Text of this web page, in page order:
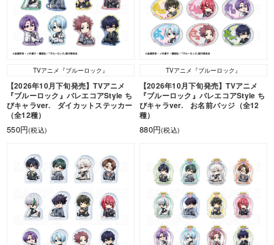
TVアニメ『ブルーロック』
【2026年10月下旬発売】TVアニメ
『ブルーロック』バレエコアStyle ち
びキャラver. ダイカットステッカー
（全12種）
550円(税込)
TVアニメ『ブルーロック』
【2026年10月下旬発売】TVアニメ
『ブルーロック』バレエコアStyle ち
びキャラver. お名前バッジ（全12
種）
880円(税込)